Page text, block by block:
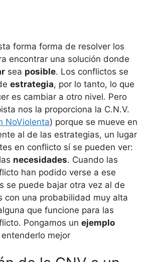
forma forma de resolver los
encontrar una solución donde
sea posible. Los conflictos se
estrategia, por lo tanto, lo que
es cambiar a otro nivel. Pero
nos la proporciona la C.N.V.
NoViolenta) porque se mueve en
al de las estrategias, un lugar
en conflicto sí se pueden ver:
necesidades. Cuando las
han podido verse a ese
se puede bajar otra vez al de
con una probabilidad muy alta
que funcione para las
Pongamos un ejemplo
mejor